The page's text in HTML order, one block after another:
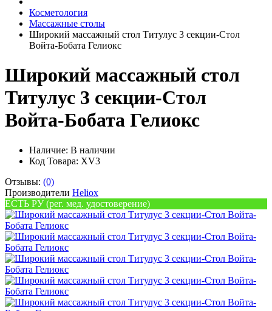
Косметология
Массажные столы
Широкий массажный стол Титулус 3 секции-Стол
Войта-Бобата Гелиокс
Широкий массажный стол
Титулус 3 секции-Стол
Войта-Бобата Гелиокс
Наличие: В наличии
Код Товара: XV3
Отзывы: (0)
Производители Heliox
ЕСТЬ РУ (рег. мед. удостоверение)